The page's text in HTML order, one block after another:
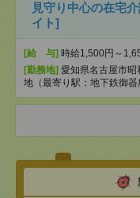
見守り中心の在宅
イト]
[給 与] 時給1,500円～
[勤務地] 愛知県名古屋市
地（最寄り駅：地下鉄御器